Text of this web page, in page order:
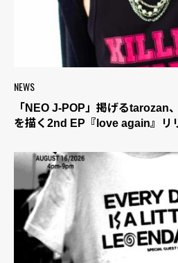
NEWS
「NEO J-POP」掲げるtarozan
を描く2nd EP『love again』リ